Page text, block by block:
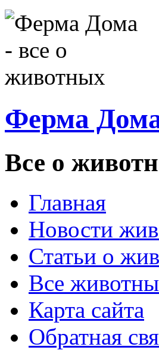
Ферма
Все о
Главная
Новости
Статьи о
Все
Карта сайта
Обратная